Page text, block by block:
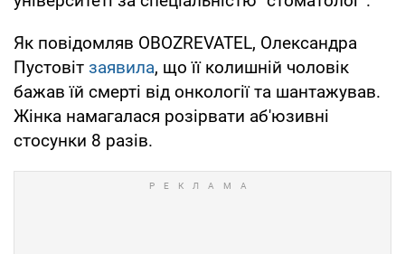
Як повідомляв OBOZREVATEL, Олександра
Пустовіт заявила, що її колишній чоловік
бажав їй смерті від онкології та шантажував.
Жінка намагалася розірвати аб'юзивні
стосунки 8 разів.